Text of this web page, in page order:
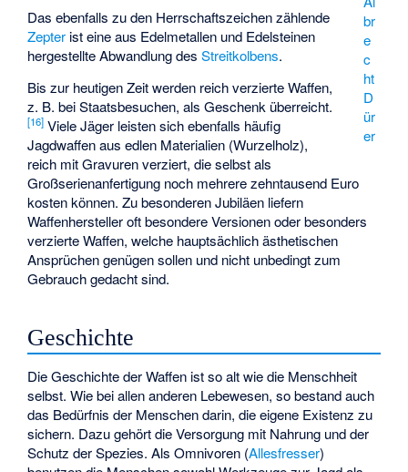
br
e
c
ht
D
ür
er
Das ebenfalls zu den Herrschaftszeichen zählende
Zepter ist eine aus Edelmetallen und Edelsteinen
hergestellte Abwandlung desStreitkolbens.
Bis zur heutigen Zeit werden reich verzierte Waffen,
z. B. bei Staatsbesuchen, als Geschenk überreicht.
[16] Viele Jäger leisten sich ebenfalls häufig
Jagdwaffen aus edlen Materialien (Wurzelholz),
reich mit Gravuren verziert, die selbst als
Großserienanfertigung noch mehrere zehntausend Euro
kosten können. Zu besonderen Jubiläen liefern
Waffenhersteller oft besondere Versionen oder besonders
verzierte Waffen, welche hauptsächlich ästhetischen
Ansprüchen genügen sollen und nicht unbedingt zum
Gebrauch gedacht sind.
Geschichte
Die Geschichte der Waffen ist so alt wie die Menschheit
selbst. Wie bei allen anderen Lebewesen, so bestand auch
das Bedürfnis der Menschen darin, die eigene Existenz zu
sichern. Dazu gehört die Versorgung mit Nahrung und der
Schutz der Spezies. Als Omnivoren (Allesfresser)